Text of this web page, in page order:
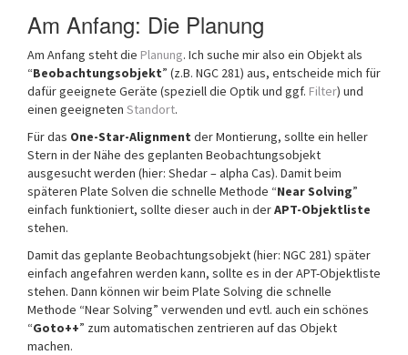
Am Anfang: Die Planung
Am Anfang steht die Planung. Ich suche mir also ein Objekt als
“Beobachtungsobjekt” (z.B. NGC 281) aus, entscheide mich für
dafür geeignete Geräte (speziell die Optik und ggf. Filter) und
einen geeigneten Standort.
Für das One-Star-Alignment der Montierung, sollte ein heller
Stern in der Nähe des geplanten Beobachtungsobjekt
ausgesucht werden (hier: Shedar – alpha Cas). Damit beim
späteren Plate Solven die schnelle Methode “Near Solving”
einfach funktioniert, sollte dieser auch in derAPT-Objektliste
stehen.
Damit das geplante Beobachtungsobjekt (hier: NGC 281) später
einfach angefahren werden kann, sollte es in der APT-Objektliste
stehen. Dann können wir beim Plate Solving die schnelle
Methode “Near Solving” verwenden und evtl. auch ein schönes
“Goto++” zum automatischen zentrieren auf das Objekt
machen.